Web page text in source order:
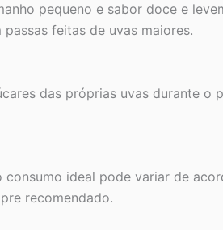
pequeno e sabor doce e
feitas de uvas maiores.
das próprias uvas durante o
ideal pode variar de
recomendado.